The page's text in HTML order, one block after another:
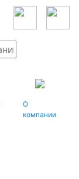
О
компании